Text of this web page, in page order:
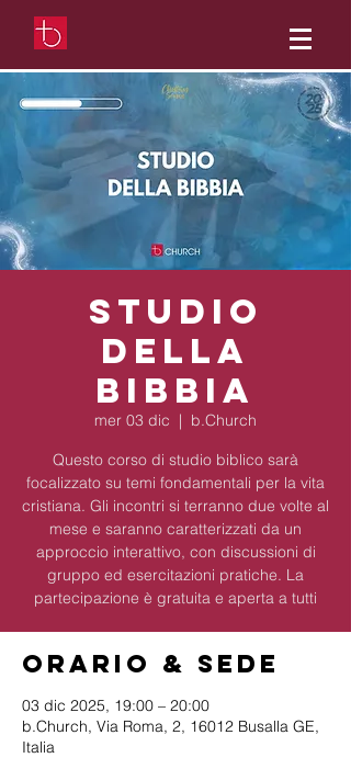
Studio
della
Bibbia
mer 03 dic
  |
b.Church
Questo corso di studio biblico sarà
focalizzato su temi fondamentali per la vita
cristiana. Gli incontri si terranno due volte al
mese e saranno caratterizzati da un
approccio interattivo, con discussioni di
gruppo ed esercitazioni pratiche. La
partecipazione è gratuita e aperta a tutti
Orario & Sede
03 dic 2025, 19:00 – 20:00
b.Church, Via Roma, 2, 16012 Busalla GE,
Italia